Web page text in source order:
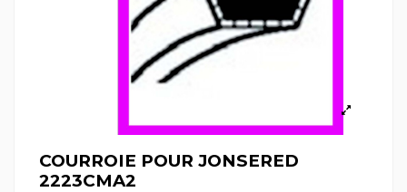
COURROIE POUR JONSERED
2223CMA2